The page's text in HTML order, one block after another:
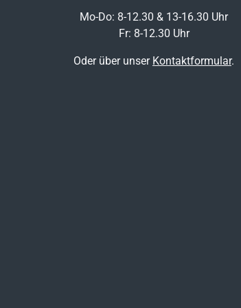
Mo-Do: 8-12.30 & 13-16.30 Uhr
Fr: 8-12.30 Uhr
Oder über unser Kontaktformular.